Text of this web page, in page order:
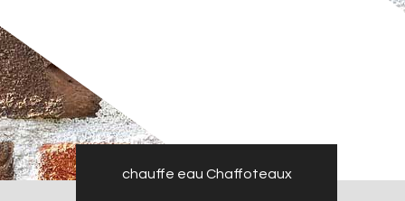
chauffe eau Chaffoteaux